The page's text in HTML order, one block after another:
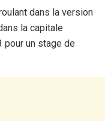
dans la version
la capitale
pour un stage de